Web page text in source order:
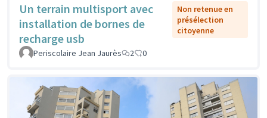
Un terrain multisport avec
installation de bornes de
recharge usb
Non retenue en
présélection
citoyenne
Periscolaire Jean Jaurès 2 0